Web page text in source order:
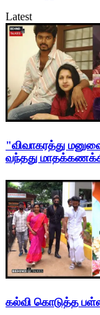
Latest
"விவாகரத்து
வந்தது
கல்வி கொடுத்த